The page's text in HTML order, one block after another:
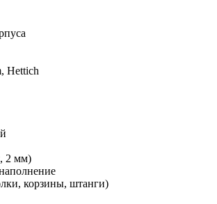
Hettich
2 мм)
корзины, штанги)